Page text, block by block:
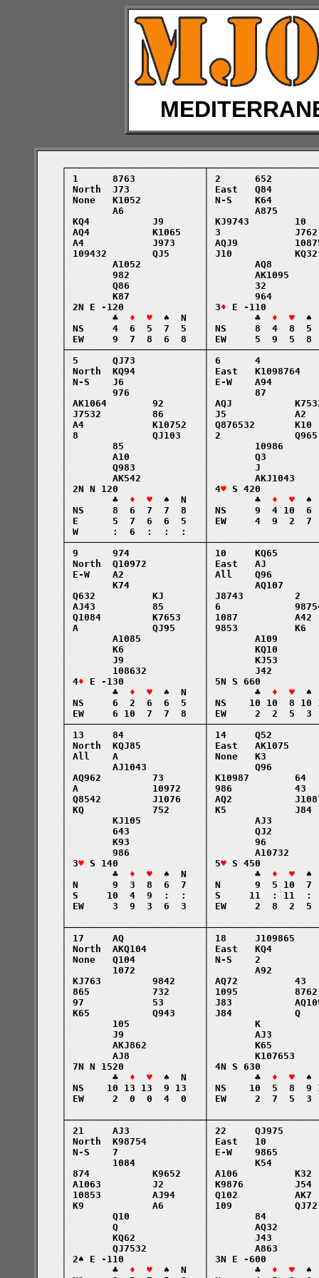
│ 1      8763            │ 2      652
│ North  J73             │ East   Q84
│ None   K1052           │ N-S    K64
│        A6              │        A875
│ KQ4           J9       │ KJ9743        10
│ AQ4           K1065    │ 3
│ A4            J973     │ AQJ9
│ 109432        QJ5      │ J10
│        A1052           │        AQ8
│        982             │        AK1095
│        Q86             │        32
│        K87             │        964
    │ 2N E -120              │ 3
♦ E -110
    │        ♣
♦  ♥
  ♠  N   │        ♣
♦  ♥
♠
│ NS     4  6  5  7  5   │ NS     8  4  8
│ EW     9  7  8  6  8   │ EW     5  9  5
│ 5      QJ73            │ 6      4
│ North  KQ94            │ East   K1098764
│ N-S    J6              │ E-W    A94
│        976             │        87
│ AK1064        92       │ AQJ
│ J7532         86       │ J5            A2
│ A4            K10752   │ Q876532
│ 8             QJ103    │ 2
│        85              │        10986
│        A10             │        Q3
│        Q983            │        J
│        AK542           │        AKJ1043
    │ 2N N 120               │ 4
♥ S 420
    │        ♣
♦  ♥
  ♠  N   │        ♣
♦  ♥
♠
│ NS     8  6  7  7  8   │ NS     9  4 10
│ E      5  7  6  6  5   │ EW     4  9  2
│ W      :  6  :  :  :   │
│ 9      974             │ 10     KQ65
│ North  Q10972          │ East   AJ
│ E-W    A2              │ All    Q96
│        K74             │        AQ107
│ Q632          KJ       │ J8743         2
│ AJ43          85       │ 6
│ Q1084         K7653    │ 1087
│ A             QJ95     │ 9853          K6
│        A1085           │        A109
│        K6              │        KQ10
│        J9              │        KJ53
│        108632          │        J42
    │ 4
♦ E -130              │ 5N S 660
    │        ♣
♦  ♥
  ♠  N   │        ♣
♦  ♥
♠
│ NS     6  2  6  6  5   │ NS    10 10  8
│ EW     6 10  7  7  8   │ EW     2  2  5
│ 13     84              │ 14     Q52
│ North  KQJ85           │ East   AK1075
│ All    A               │ None   K3
│        AJ1043          │        Q96
│ AQ962         73       │ K10987        64
│ A             10972    │ 986           43
│ Q8542         J1076    │ AQ2
│ KQ            752      │ K5
│        KJ105           │        AJ3
│        643             │        QJ2
│        K93             │        96
│        986             │        A10732
    │ 3
♥ S 140               │ 5♥ S 450
    │        ♣
♦  ♥
  ♠  N   │        ♣
♦  ♥
♠
│ N      9  3  8  6  7   │ N      9  5 10
│ S     10  4  9  :  :   │ S     11  : 11
│ EW     3  9  3  6  3   │ EW     2  8  2
│ 17     AQ              │ 18     J109865
│ North  AKQ104          │ East   KQ4
│ None   Q104            │ N-S    2
│        1072            │        A92
│ KJ763         9842     │ AQ72          43
│ 865           732      │ 1095
│ 97            53       │ J83
│ K65           Q943     │ J84           Q
│        105             │        K
│        J9              │        AJ3
│        AKJ862          │        K65
│        AJ8             │        K107653
│ 7N N 1520              │ 4N S 630
    │        ♣
♦  ♥
  ♠  N   │        ♣
♦  ♥
♠
│ NS    10 13 13  9 13   │ NS    10  5  8
│ EW     2  0  0  4  0   │ EW     2  7  5
│ 21     AJ3             │ 22     QJ975
│ North  K98754          │ East   10
│ N-S    7               │ E-W    9865
│        1084            │        K54
│ 874           K9652    │ A106
│ A1063         J2       │ K9876
│ 10853         AJ94     │ Q102
│ K9            A6       │ 109
│        Q10             │        84
│        Q               │        AQ32
│        KQ62            │        J43
│        QJ7532          │        A863
│ 2♠ E -110              │ 3N E -600
    │        ♣
♦  ♥
  ♠  N   │        ♣
♦  ♥
♠